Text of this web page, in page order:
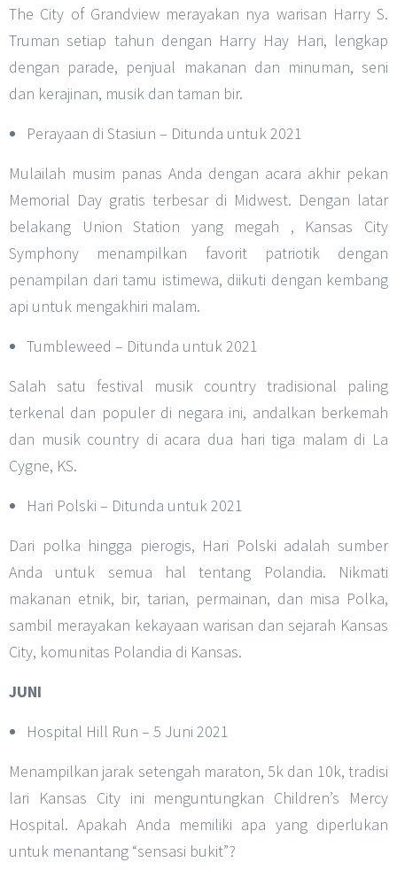
The City of Grandview merayakan nya warisan Harry S.
Truman setiap tahun dengan Harry Hay Hari, lengkap
dengan parade, penjual makanan dan minuman, seni
dan kerajinan, musik dan taman bir.
Perayaan di Stasiun – Ditunda untuk 2021
Mulailah musim panas Anda dengan acara akhir pekan
Memorial Day gratis terbesar di Midwest. Dengan latar
belakang Union Station yang megah , Kansas City
Symphony menampilkan favorit patriotik dengan
penampilan dari tamu istimewa, diikuti dengan kembang
api untuk mengakhiri malam.
Tumbleweed – Ditunda untuk 2021
Salah satu festival musik country tradisional paling
terkenal dan populer di negara ini, andalkan berkemah
dan musik country di acara dua hari tiga malam di La
Cygne, KS.
Hari Polski – Ditunda untuk 2021
Dari polka hingga pierogis, Hari Polski adalah sumber
Anda untuk semua hal tentang Polandia. Nikmati
makanan etnik, bir, tarian, permainan, dan misa Polka,
sambil merayakan kekayaan warisan dan sejarah Kansas
City, komunitas Polandia di Kansas.
JUNI
Hospital Hill Run – 5 Juni 2021
Menampilkan jarak setengah maraton, 5k dan 10k, tradisi
lari Kansas City ini menguntungkan Children’s Mercy
Hospital. Apakah Anda memiliki apa yang diperlukan
untuk menantang “sensasi bukit”?